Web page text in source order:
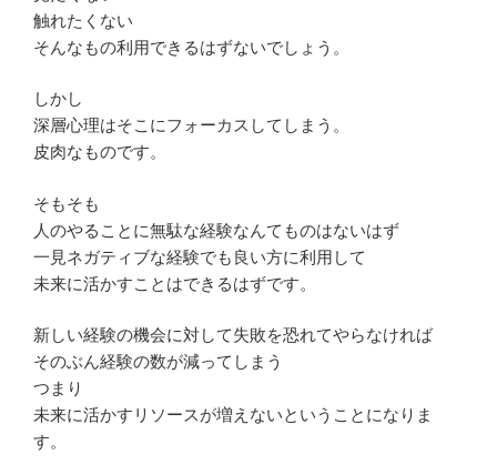
触れたくない
そんなもの利用できるはずないでしょう。
しかし
深層心理はそこにフォーカスしてしまう。
皮肉なものです。
そもそも
人のやることに無駄な経験なんてものはないはず
一見ネガティブな経験でも良い方に利用して
未来に活かすことはできるはずです。
新しい経験の機会に対して失敗を恐れてやらなければ
そのぶん経験の数が減ってしまう
つまり
未来に活かすリソースが増えないということになりま
す。